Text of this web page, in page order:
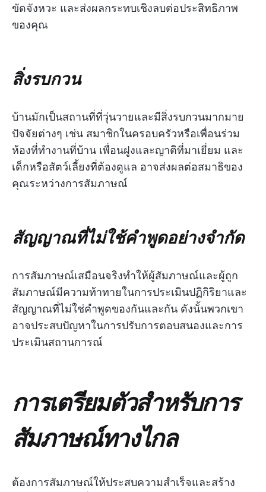
ขัดจังหวะ และส่งผลกระทบเชิงลบต่อประสิทธิภาพ
ของคุณ
สิ่งรบกวน
บ้านมักเป็นสถานที่ที่วุ่นวายและมีสิ่งรบกวนมากมาย
ปัจจัยต่างๆ เช่น สมาชิกในครอบครัวหรือเพื่อนร่วม
ห้องที่ทำงานที่บ้าน เพื่อนฝูงและญาติที่มาเยี่ยม และ
เด็กหรือสัตว์เลี้ยงที่ต้องดูแล อาจส่งผลต่อสมาธิของ
คุณระหว่างการสัมภาษณ์
สัญญาณที่ไม่ใช้คำพูดอย่างจำกัด
การสัมภาษณ์เสมือนจริงทำให้ผู้สัมภาษณ์และผู้ถูก
สัมภาษณ์มีความท้าทายในการประเมินปฏิกิริยาและ
สัญญาณที่ไม่ใช่คำพูดของกันและกัน ดังนั้นพวกเขา
อาจประสบปัญหาในการปรับการตอบสนองและการ
ประเมินสถานการณ์
การเตรียมตัวสำหรับการ
สัมภาษณ์ทางไกล
ต้องการสัมภาษณ์ให้ประสบความสำเร็จและสร้าง